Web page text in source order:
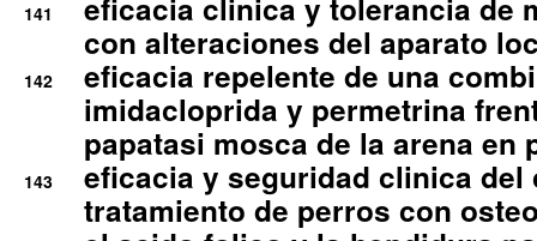
141
eficacia clinica y tolerancia de
con alteraciones del aparato
142
eficacia repelente de una
imidacloprida y permetrina
papatasi mosca de la arena en
143
eficacia y seguridad clinica del
tratamiento de perros con